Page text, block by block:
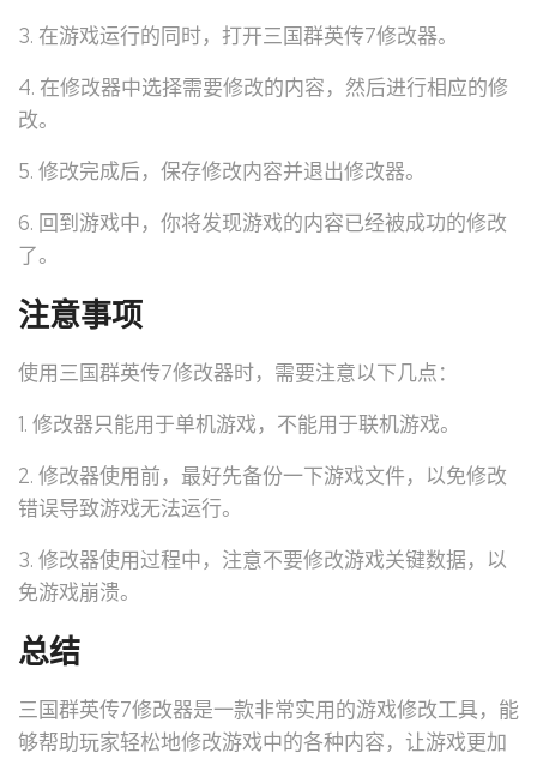
3. 在游戏运行的同时，打开三国群英传7修改器。
4. 在修改器中选择需要修改的内容，然后进行相应的修
改。
5. 修改完成后，保存修改内容并退出修改器。
6. 回到游戏中，你将发现游戏的内容已经被成功的修改
了。
注意事项
使用三国群英传7修改器时，需要注意以下几点：
1. 修改器只能用于单机游戏，不能用于联机游戏。
2. 修改器使用前，最好先备份一下游戏文件，以免修改
错误导致游戏无法运行。
3. 修改器使用过程中，注意不要修改游戏关键数据，以
免游戏崩溃。
总结
三国群英传7修改器是一款非常实用的游戏修改工具，能
够帮助玩家轻松地修改游戏中的各种内容，让游戏更加